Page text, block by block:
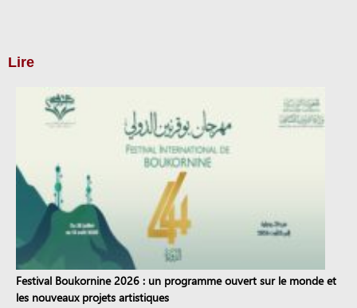
Lire
Festival Boukornine 2026 : un programme ouvert sur le monde et
les nouveaux projets artistiques